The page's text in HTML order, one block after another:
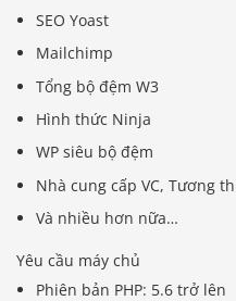
SEO Yoast
Mailchimp
Tổng bộ đệm W3
Hình thức Ninja
WP siêu bộ đệm
Nhà cung cấp VC, Tương
Và nhiều hơn nữa…
Yêu cầu máy chủ
Phiên bản PHP: 5.6 trở lên